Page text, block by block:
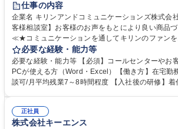
仕事の内容
企業名 キリンアンドコミュニケーションズ株式会社 求人名 中野本社【
客様相談室】お客様のお声をもとにより良い商品づくりへ貢
≪★コミュニケーションを通してキリンのファン
お客様のお声をより良い商品づくりに活かしていく
様相談室でのお仕事です。 日々お客様からいただくキリングループへのご
意見を、企業活動に活かしています。お客様からの
って対応、情報提供するとともにグループ内活動に
平均100件前後■メール・手紙：同上40件前後 募集職種 中野本社【お客様
相談室】お客様のお声をもとにより良い商品づくり
必要な経験・能力等
必要な経験・能力等 【必須】コールセンターやお
PCが使える方（Word・Excel）【働き方】在宅勤
談可/月平均残業7～8時間程度 【入社後の研修】着任から1か月は電話対応
すのでご安心ください。 【当社について】キリン
う会社として、お客様との出会いを大切にし、磨き
正社員
株式会社キーエンス